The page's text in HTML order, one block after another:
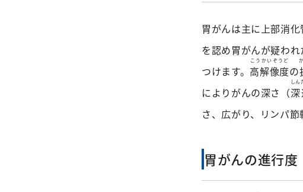
胃がんは主に上部消化
を認め胃がんが疑われ
つけます。 高解像度
こうかいぞうど
の
によりがんの深さ（深
しん
さ、広がり、リンパ節
胃がんの進行度